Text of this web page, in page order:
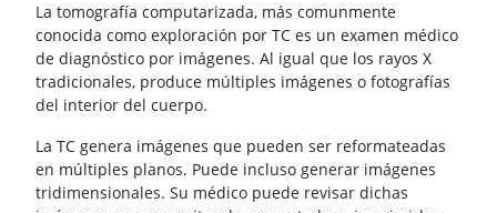
La tomografía computarizada, más comunmente
conocida como exploración por TC es un examen médico
de diagnóstico por imágenes. Al igual que los rayos X
tradicionales, produce múltiples imágenes o fotografías
del interior del cuerpo.
La TC genera imágenes que pueden ser reformateadas
en múltiples planos. Puede incluso generar imágenes
tridimensionales. Su médico puede revisar dichas